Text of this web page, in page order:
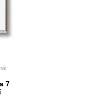
7